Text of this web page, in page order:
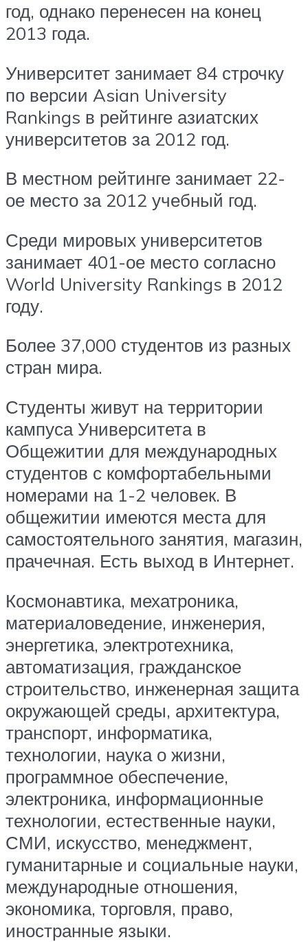
год, однако перенесен на конец
2013 года.
Университет занимает 84 строчку
по версии Asian University
Rankings в рейтинге азиатских
университетов за 2012 год.
В местном рейтинге занимает 22-
ое место за 2012 учебный год.
Среди мировых университетов
занимает 401-ое место согласно
World University Rankings в 2012
году.
Более 37,000 студентов из разных
стран мира.
Студенты живут на территории
кампуса Университета в
Общежитии для международных
студентов с комфортабельными
номерами на 1-2 человек. В
общежитии имеются места для
самостоятельного занятия, магазин,
прачечная. Есть выход в Интернет.
Космонавтика, мехатроника,
материаловедение, инженерия,
энергетика, электротехника,
автоматизация, гражданское
строительство, инженерная защита
окружающей среды, архитектура,
транспорт, информатика,
технологии, наука о жизни,
программное обеспечение,
электроника, информационные
технологии, естественные науки,
СМИ, искусство, менеджмент,
гуманитарные и социальные науки,
международные отношения,
экономика, торговля, право,
иностранные языки.